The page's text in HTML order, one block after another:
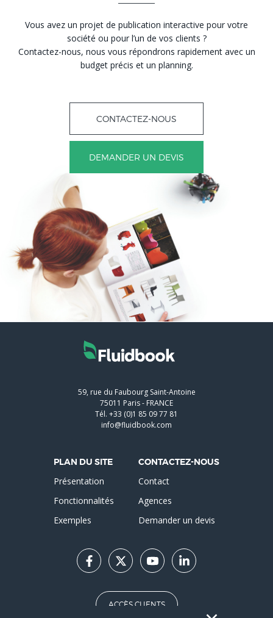
Vous avez un projet de publication interactive pour votre
société ou pour l’un de vos clients ?
Contactez-nous, nous vous répondrons rapidement avec un
budget précis et un planning.
CONTACTEZ-NOUS
DEMANDER UN DEVIS
59, rue du Faubourg Saint-Antoine
75011 Paris- FRANCE
Tél. +33 (0)1 85 09 77 81
info@fluidbook.com
PLAN DU SITE
Présentation
Fonctionnalités
Exemples
CONTACTEZ-NOUS
Contact
Agences
Demander un devis
ACCÈS CLIENTS